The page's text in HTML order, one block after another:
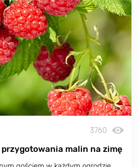
3760
malin na zimę